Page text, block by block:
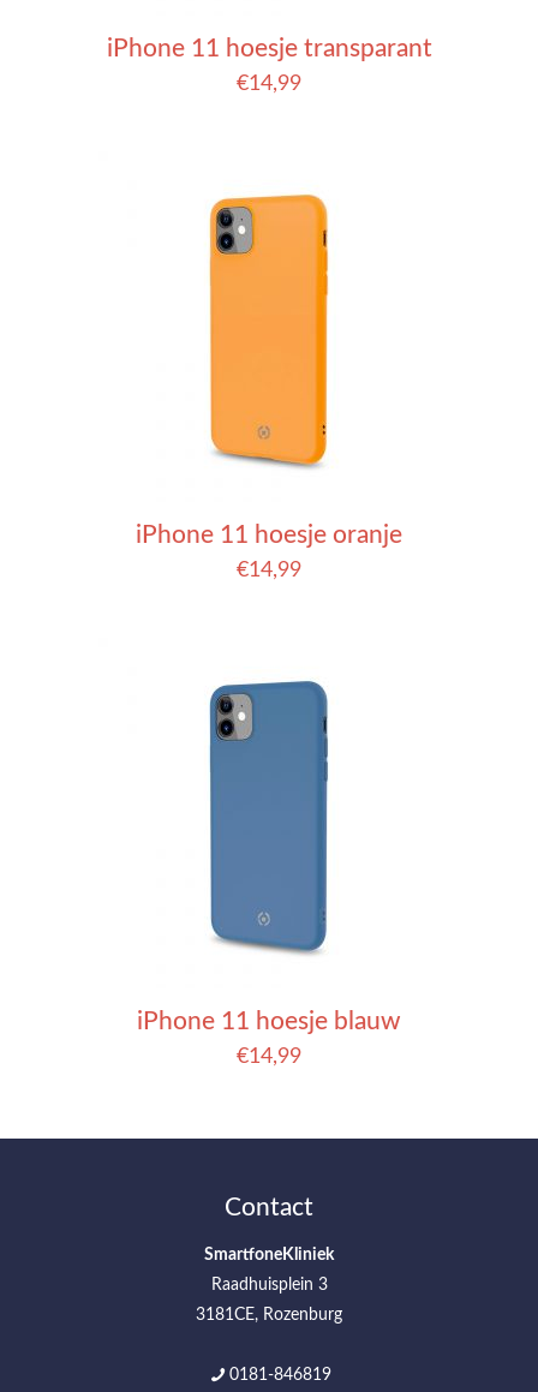
iPhone 11 hoesje transparant
€14,99
iPhone 11 hoesje oranje
€14,99
iPhone 11 hoesje blauw
€14,99
Contact
SmartfoneKliniek
Raadhuisplein 3
3181CE, Rozenburg
0181-846819